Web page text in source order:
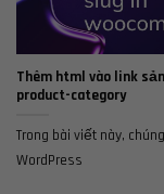
Thêm html vào link
product-category
Trong bài viết này,
WordPress